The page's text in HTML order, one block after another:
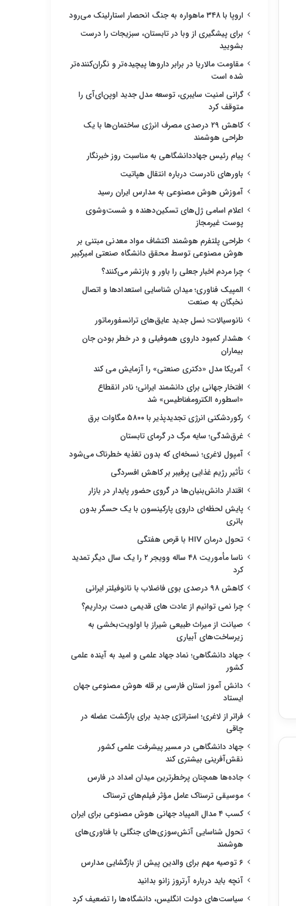
اروپا با ۳۴۸ ماهواره به جنگ انحصار استارلینک می‌رود
برای پیشگیری از وبا در تابستان، سبزیجات را درست
بشویید
مقاومت مالاریا در برابر داروها پیچیده‌تر و نگران‌کننده‌تر
شده است
گرانی امنیت سایبری، توسعه مدل جدید اوپن‌ای‌آی را
متوقف کرد
کاهش ۲۹ درصدی مصرف انرژی ساختمان‌ها با یک
طراحی هوشمند
پیام رئیس جهاددانشگاهی به مناسبت روز خبرنگار
باورهای نادرست درباره انتقال هپاتیت
آموزش هوش مصنوعی به مدارس ایران رسید
اعلام اسامی ژل‌های تسکین‌دهنده و شست‌وشوی
پوست غیرمجاز
طراحی پلتفرم هوشمند اکتشاف مواد معدنی مبتنی بر
هوش مصنوعی توسط محقق دانشگاه صنعتی امیرکبیر
چرا مردم اخبار جعلی را باور و بازنشر می‌کنند؟
المپیک فناوری؛ میدان شناسایی استعدادها و اتصال
نخبگان به صنعت
نانوسیالات؛ نسل جدید عایق‌های ترانسفورماتور
هشدار کمبود داروی هموفیلی و در خطر بودن جان
بیماران
آمریکا مدل «دکتری صنعتی» را آزمایش می کند
افتخار جهانی برای دانشمند ایرانی؛ نادر انقطاع
«اسطوره الکترومغناطیس» شد
رکوردشکنی انرژی تجدیدپذیر با ۵۸۰۰ مگاوات برق
غرق‌شدگی؛ سایه مرگ در گرمای تابستان
آمپول لاغری؛ نسخه‌ای که بدون تغذیه خطرناک می‌شود
تأثیر رژیم غذایی پرفیبر بر کاهش افسردگی
اقتدار دانش‌بنیان‌ها در گروی حضور پایدار در بازار
پایش لحظه‌ای داروی پارکینسون با یک حسگر بدون
باتری
تحول درمان HIV با قرص هفتگی
ناسا مأموریت ۴۸ ساله وویجر ۲ را یک سال دیگر تمدید
کرد
کاهش ۹۸ درصدی بوی فاضلاب با نانوفیلتر ایرانی
چرا نمی توانیم از عادت های قدیمی دست برداریم؟
صیانت از میراث طبیعی شیراز با اولویت‌بخشی به
زیرساخت‌های آبیاری
جهاد دانشگاهی؛ نماد جهاد علمی و امید به آینده علمی
کشور
دانش آموز استان فارسی بر قله هوش مصنوعی جهان
ایستاد
فراتر از لاغری؛ استراتژی جدید برای بازگشت عضله در
چاقی
جهاد دانشگاهی در مسیر پیشرفت علمی کشور
نقش‌آفرینی بیشتری کند
جاده‌ها همچنان پرخطرترین میدان امداد در فارس
موسیقی ترسناک عامل مؤثر فیلم‌های ترسناک
کسب ۴ مدال المپیاد جهانی هوش مصنوعی برای ایران
تحول شناسایی آتش‌سوزی‌های جنگلی با فناوری‌های
هوشمند
۶ توصیه مهم برای والدین پیش از بازگشایی مدارس
آنچه باید درباره آرتروز زانو بدانید
سیاست‌های دولت انگلیس، دانشگاه‌ها را تضعیف کرد